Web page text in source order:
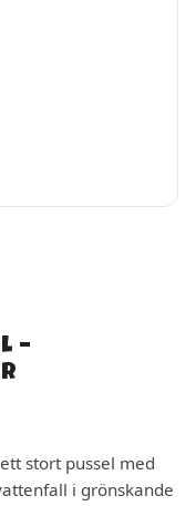
–
stort pussel med
i grönskande